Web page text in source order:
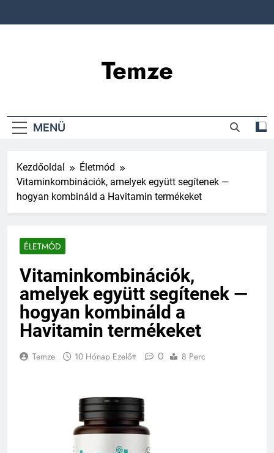
Temze
MENÜ
Kezdőoldal
Életmód
Vitaminkombinációk, amelyek együtt segítenek —
hogyan kombináld a Havitamin termékeket
ÉLETMÓD
Vitaminkombinációk,
amelyek együtt segítenek —
hogyan kombináld a
Havitamin termékeket
Temze 10 Hónap Ezelőtt 0 8 Perc